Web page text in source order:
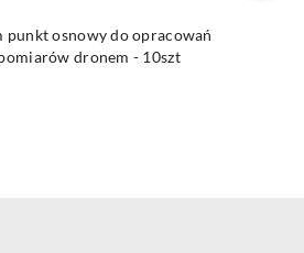
punkt osnowy do opracowań
dronem - 10szt